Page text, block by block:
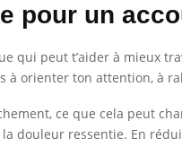
pour un
qui peut t’aider à mieux
à orienter ton attention, à
ce que cela peut
douleur ressentie. En